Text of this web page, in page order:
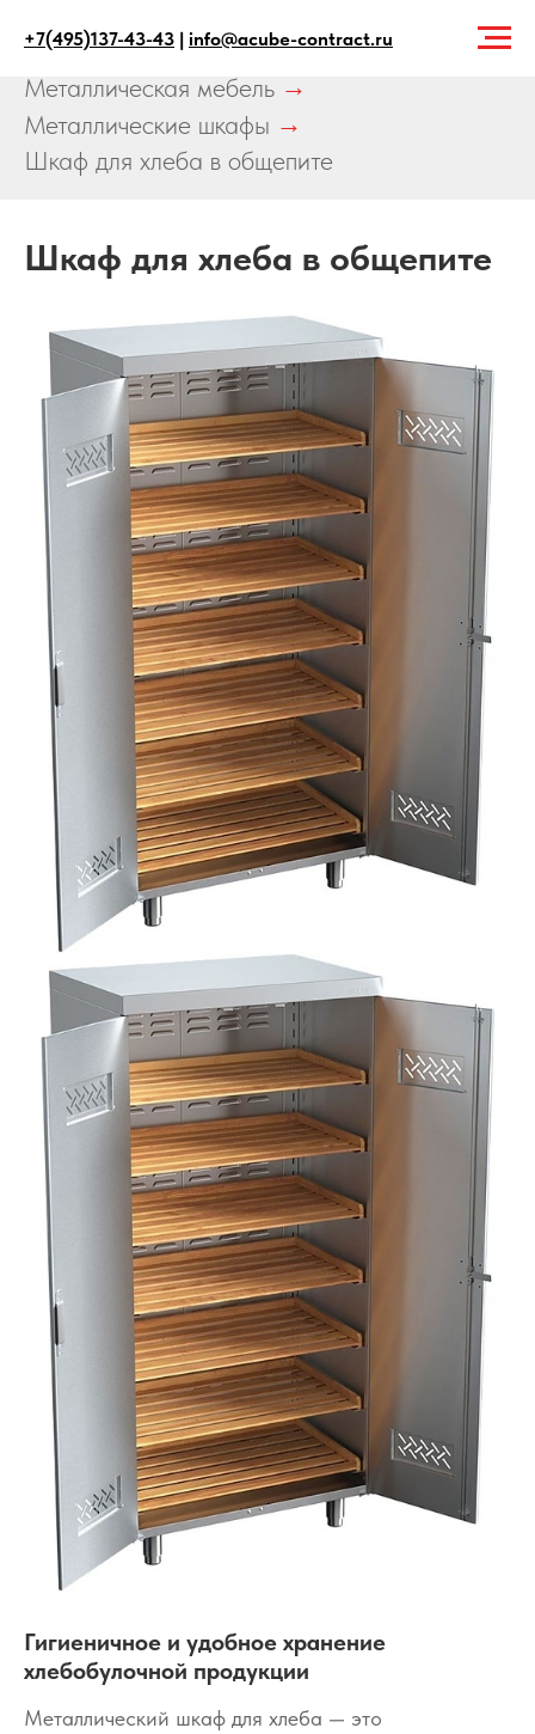
+7(495)137-43-43 | info@acube-contract.ru
Главная → Продукция →
Металлическая мебель →
Металлические шкафы →
Шкаф для хлеба в общепите
Шкаф для хлеба в общепите
Гигиеничное и удобное хранение
хлебобулочной продукции
Металлический шкаф для хлеба — это